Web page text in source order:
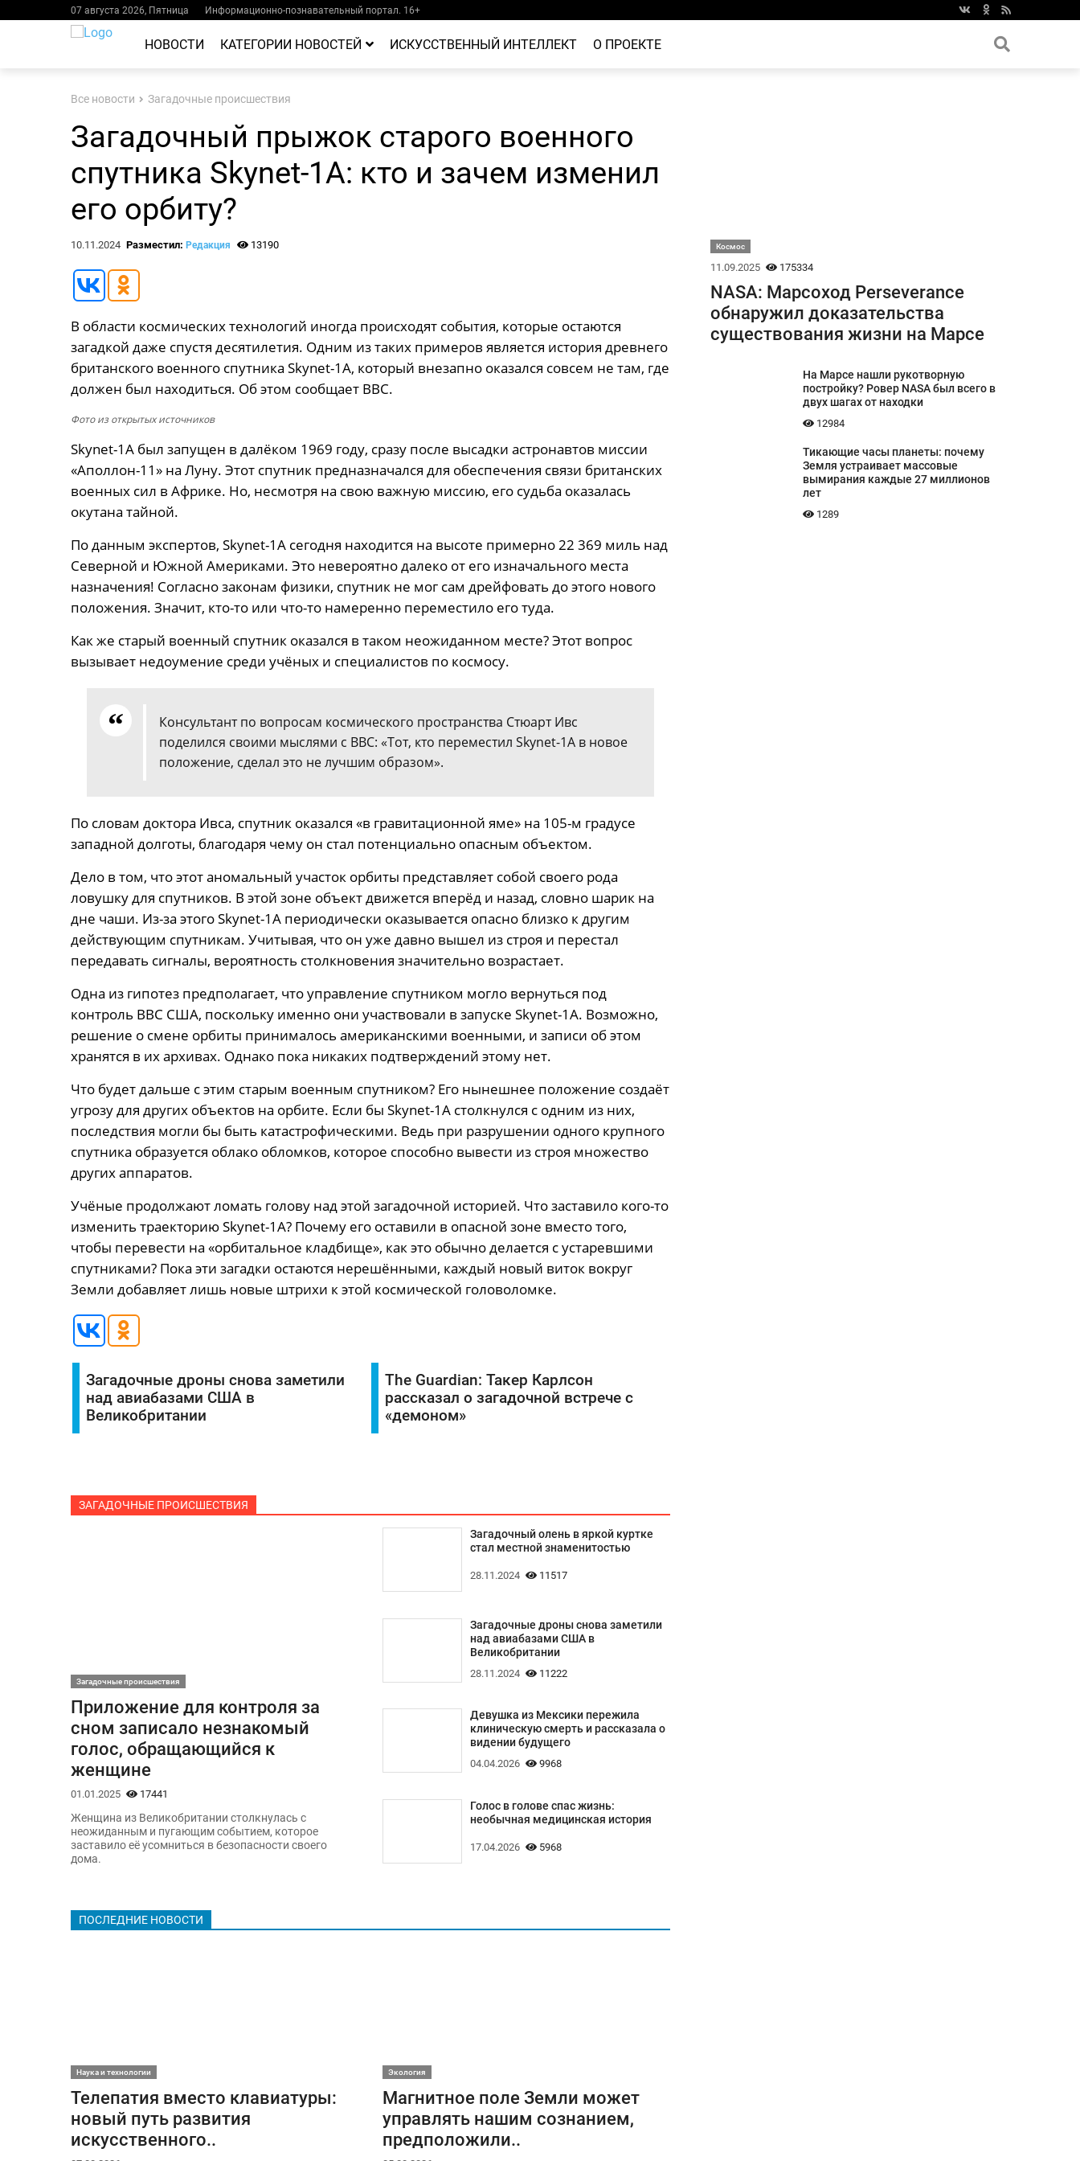
07 августа 2026, Пятница Информационно-познавательный портал. 16+
НОВОСТИ КАТЕГОРИИ НОВОСТЕЙ ИСКУССТВЕННЫЙ ИНТЕЛЛЕКТ О ПРОЕКТЕ
Все новости Загадочные происшествия
Загадочный прыжок старого военного
спутника Skynet-1A: кто и зачем изменил
его орбиту?
10.11.2024 Разместил: Редакция 13190
В области космических технологий иногда происходят события, которые остаются
загадкой даже спустя десятилетия. Одним из таких примеров является история древнего
британского военного спутника Skynet-1A, который внезапно оказался совсем не там, где
должен был находиться. Об этом сообщает BBC.
Фото из открытых источников
Skynet-1A был запущен в далёком 1969 году, сразу после высадки астронавтов миссии
«Аполлон-11» на Луну. Этот спутник предназначался для обеспечения связи британских
военных сил в Африке. Но, несмотря на свою важную миссию, его судьба оказалась
окутана тайной.
По данным экспертов, Skynet-1A сегодня находится на высоте примерно 22 369 миль над
Северной и Южной Америками. Это невероятно далеко от его изначального места
назначения! Согласно законам физики, спутник не мог сам дрейфовать до этого нового
положения. Значит, кто-то или что-то намеренно переместило его туда.
Как же старый военный спутник оказался в таком неожиданном месте? Этот вопрос
вызывает недоумение среди учёных и специалистов по космосу.
Консультант по вопросам космического пространства Стюарт Ивс
поделился своими мыслями с BBC: «Тот, кто переместил Skynet-1A в новое
положение, сделал это не лучшим образом».
По словам доктора Ивса, спутник оказался «в гравитационной яме» на 105-м градусе
западной долготы, благодаря чему он стал потенциально опасным объектом.
Дело в том, что этот аномальный участок орбиты представляет собой своего рода
ловушку для спутников. В этой зоне объект движется вперёд и назад, словно шарик на
дне чаши. Из-за этого Skynet-1A периодически оказывается опасно близко к другим
действующим спутникам. Учитывая, что он уже давно вышел из строя и перестал
передавать сигналы, вероятность столкновения значительно возрастает.
Одна из гипотез предполагает, что управление спутником могло вернуться под
контроль ВВС США, поскольку именно они участвовали в запуске Skynet-1A. Возможно,
решение о смене орбиты принималось американскими военными, и записи об этом
хранятся в их архивах. Однако пока никаких подтверждений этому нет.
Что будет дальше с этим старым военным спутником? Его нынешнее положение создаёт
угрозу для других объектов на орбите. Если бы Skynet-1A столкнулся с одним из них,
последствия могли бы быть катастрофическими. Ведь при разрушении одного крупного
спутника образуется облако обломков, которое способно вывести из строя множество
других аппаратов.
Учёные продолжают ломать голову над этой загадочной историей. Что заставило кого-то
изменить траекторию Skynet-1A? Почему его оставили в опасной зоне вместо того,
чтобы перевести на «орбитальное кладбище», как это обычно делается с устаревшими
спутниками? Пока эти загадки остаются нерешёнными, каждый новый виток вокруг
Земли добавляет лишь новые штрихи к этой космической головоломке.
Загадочные дроны снова заметили
над авиабазами США в
Великобритании
The Guardian: Такер Карлсон
рассказал о загадочной встрече с
«демоном»
ЗАГАДОЧНЫЕ ПРОИСШЕСТВИЯ
Загадочные происшествия
Приложение для контроля за
сном записало незнакомый
голос, обращающийся к
женщине
01.01.2025 17441
Женщина из Великобритании столкнулась с
неожиданным и пугающим событием, которое
заставило её усомниться в безопасности своего
дома.
Загадочный олень в яркой куртке
стал местной знаменитостью
28.11.2024 11517
Загадочные дроны снова заметили
над авиабазами США в
Великобритании
28.11.2024 11222
Девушка из Мексики пережила
клиническую смерть и рассказала о
видении будущего
04.04.2026 9968
Голос в голове спас жизнь:
необычная медицинская история
17.04.2026 5968
ПОСЛЕДНИЕ НОВОСТИ
Наука и технологии
Телепатия вместо клавиатуры:
новый путь развития
искусственного..
Экология
Магнитное поле Земли может
управлять нашим сознанием,
предположили..
Космос
11.09.2025 175334
NASA: Марсоход Perseverance
обнаружил доказательства
существования жизни на Марсе
На Марсе нашли рукотворную
постройку? Ровер NASA был всего в
двух шагах от находки
12984
Тикающие часы планеты: почему
Земля устраивает массовые
вымирания каждые 27 миллионов
лет
1289